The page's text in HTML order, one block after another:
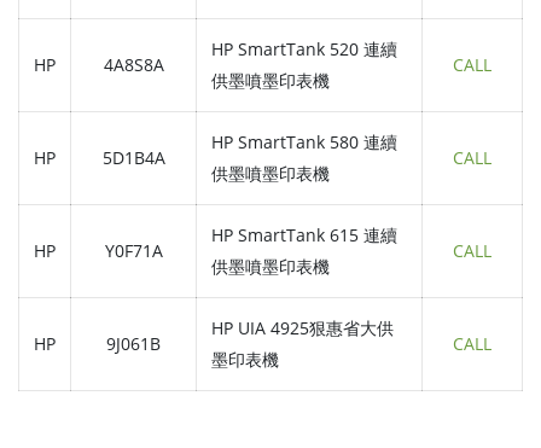
HP 4A8S8A
HP SmartTank 520 連續
供墨噴墨印表機
CALL
HP 5D1B4A
HP SmartTank 580 連續
供墨噴墨印表機
CALL
HP Y0F71A
HP SmartTank 615 連續
供墨噴墨印表機
CALL
HP 9J061B
HP UIA 4925狠惠省大供
墨印表機
CALL